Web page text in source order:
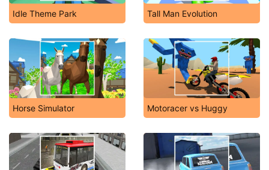
Idle Theme Park Tall Man Evolution
Horse Simulator Motoracer vs Huggy